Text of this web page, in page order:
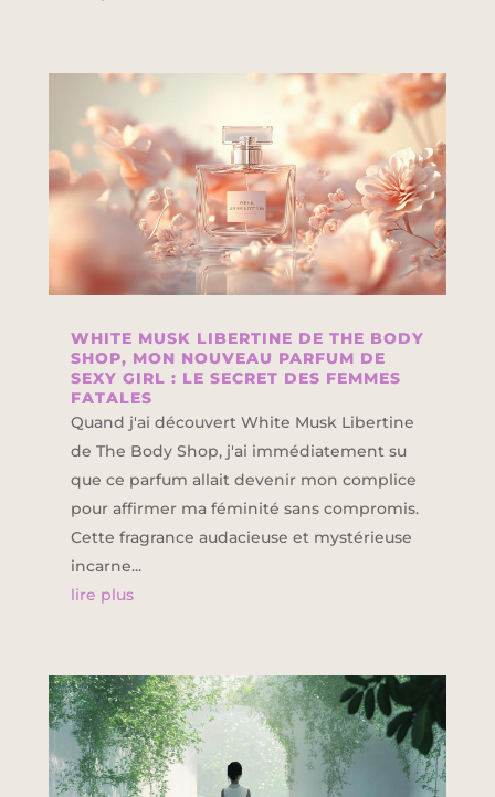
WHITE MUSK LIBERTINE DE THE BODY
SHOP, MON NOUVEAU PARFUM DE
SEXY GIRL : LE SECRET DES FEMMES
FATALES
Quand j'ai découvert White Musk Libertine
de The Body Shop, j'ai immédiatement su
que ce parfum allait devenir mon complice
pour affirmer ma féminité sans compromis.
Cette fragrance audacieuse et mystérieuse
incarne...
lire plus